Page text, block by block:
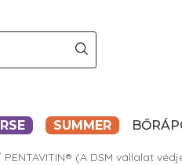
SUMMER
PENTAVITIN® (A DSM vállalat